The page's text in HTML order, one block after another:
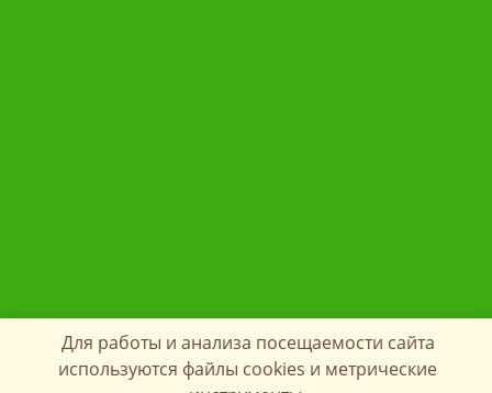
Для работы и анализа посещаемости сайта
используются файлы cookies и метрические